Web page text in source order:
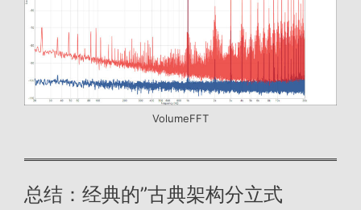
VolumeFFT
总结：经典的”古典架构分立式